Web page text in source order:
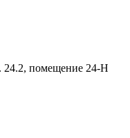
24.2, помещение 24-Н